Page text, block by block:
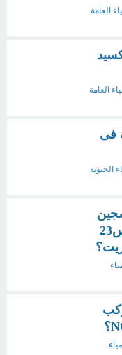
العامة
العامة
فى
الحيوية
الموجودة في 3.62 × 10اس23